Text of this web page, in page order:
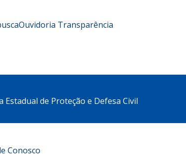
Ouvidoria Transparência
Estadual de Proteção e Defesa Civil
Conosco